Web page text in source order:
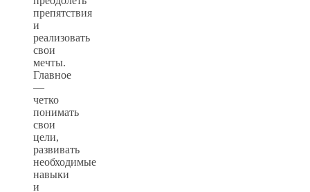
препятствия
и
реализовать
свои
мечты.
Главное
—
четко
понимать
свои
цели,
развивать
необходимые
навыки
и